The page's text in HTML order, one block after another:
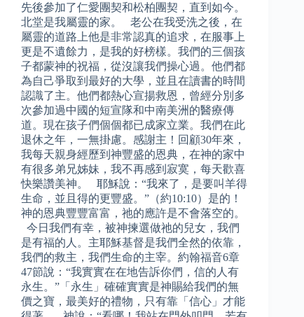
先後參加了仁愛團契和松柏團契，直到如今。
北堂是我屬靈的家。 老公在我受洗之後，在
屬靈的道路上他是非常認真的追求，在服事上
更是不遺餘力，是我的好榜樣。我們的三個孩
子都蒙神的祝福，從沒讓我們操心過。他們都
為自己爭取到最好的大學，並且在讀書的時間
認識了主。他們都熱心宣揚救恩，曾經分別多
次參加過中國的短宣隊和中南美洲的醫療傳
道。現在孩子們個個都已成家立業。我們在此
退休之年，一無掛慮。感謝主！回顧30年來，
我每天親身經歷到神豐盛的恩典，在神的家中
有很多弟兄姊妹，我不再感到寂寞，每天歡喜
快樂讚美神。 耶穌說：“我來了，是要叫羊得
生命，並且得的更豐盛。”（約10:10）是的！
神的恩典豐豐富富，祂的應許是不會落空的。
今日我們有幸，被神揀選做祂的兒女，我們
是有福的人。主耶穌基督是我們全然的依靠，
我們的救主，我們生命的主宰。約翰福音6章
47節說：“我實實在在地告訴你們，信的人有
永生。”「永生」確確實實是神賜給我們的無
價之寶，最美好的禮物，只有靠「信心」才能